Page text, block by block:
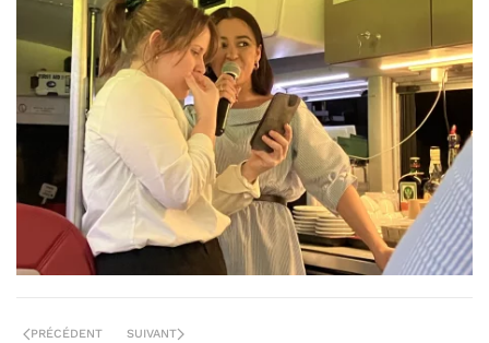
+
PRÉCÉDENT SUIVANT